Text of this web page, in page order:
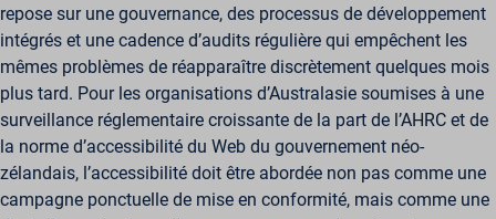
repose sur une gouvernance, des processus de développement
intégrés et une cadence d’audits régulière qui empêchent les
mêmes problèmes de réapparaître discrètement quelques mois
plus tard. Pour les organisations d’Australasie soumises à une
surveillance réglementaire croissante de la part de l’AHRC et de
la norme d’accessibilité du Web du gouvernement néo-
zélandais, l’accessibilité doit être abordée non pas comme une
campagne ponctuelle de mise en conformité, mais comme une